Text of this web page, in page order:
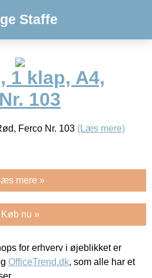
Staffe
1 klap, A4,
103
Ferco Nr. 103 (Læs mere)
mere »
Køb nu »
for erhverv i øjeblikket er
OfficeTrend.dk, som alle har et